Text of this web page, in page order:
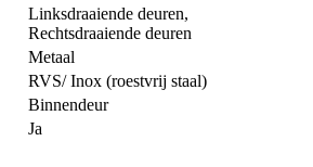
Linksdraaiende deuren,
Rechtsdraaiende deuren
Metaal
RVS/ Inox (roestvrij staal)
Binnendeur
Ja